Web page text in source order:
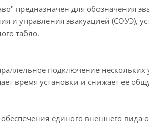
предназначен для обозначения
и управления эвакуацией (СОУЭ),
табло.
подключение нескольких
время установки и снижает ее
единого внешнего